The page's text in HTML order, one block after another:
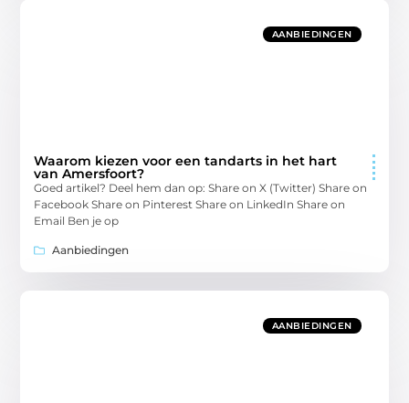
AANBIEDINGEN
Waarom kiezen voor een tandarts in het hart
van Amersfoort?
Goed artikel? Deel hem dan op: Share on X (Twitter) Share on
Facebook Share on Pinterest Share on LinkedIn Share on
Email Ben je op
Aanbiedingen
AANBIEDINGEN